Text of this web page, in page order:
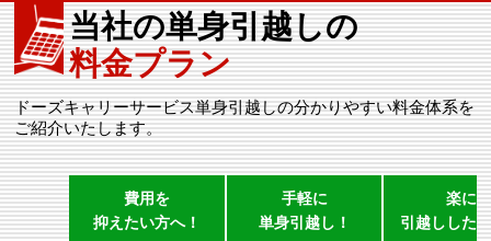
当社の単身引越しの
料金プラン
ドーズキャリーサービス単身引越しの分かりやすい料金体系を
ご紹介いたします。
費用を
抑えたい方へ！
手軽に
単身引越し！
楽に
引越しした